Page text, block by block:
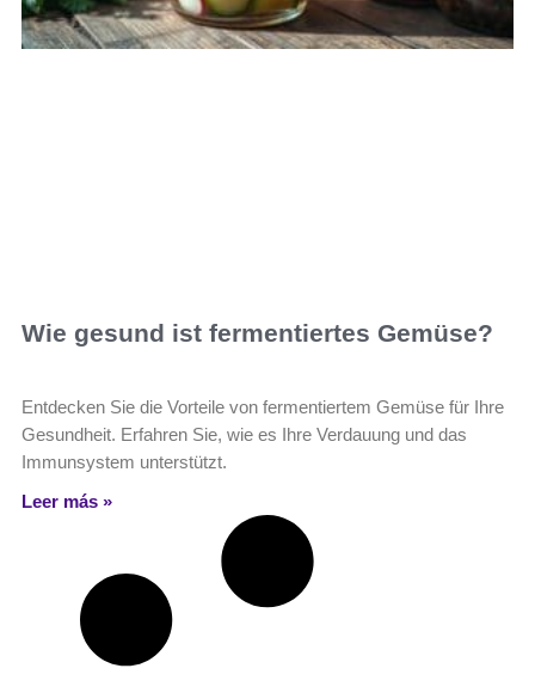
Wie gesund ist fermentiertes Gemüse?
Entdecken Sie die Vorteile von fermentiertem Gemüse für Ihre
Gesundheit. Erfahren Sie, wie es Ihre Verdauung und das
Immunsystem unterstützt.
Leer más »